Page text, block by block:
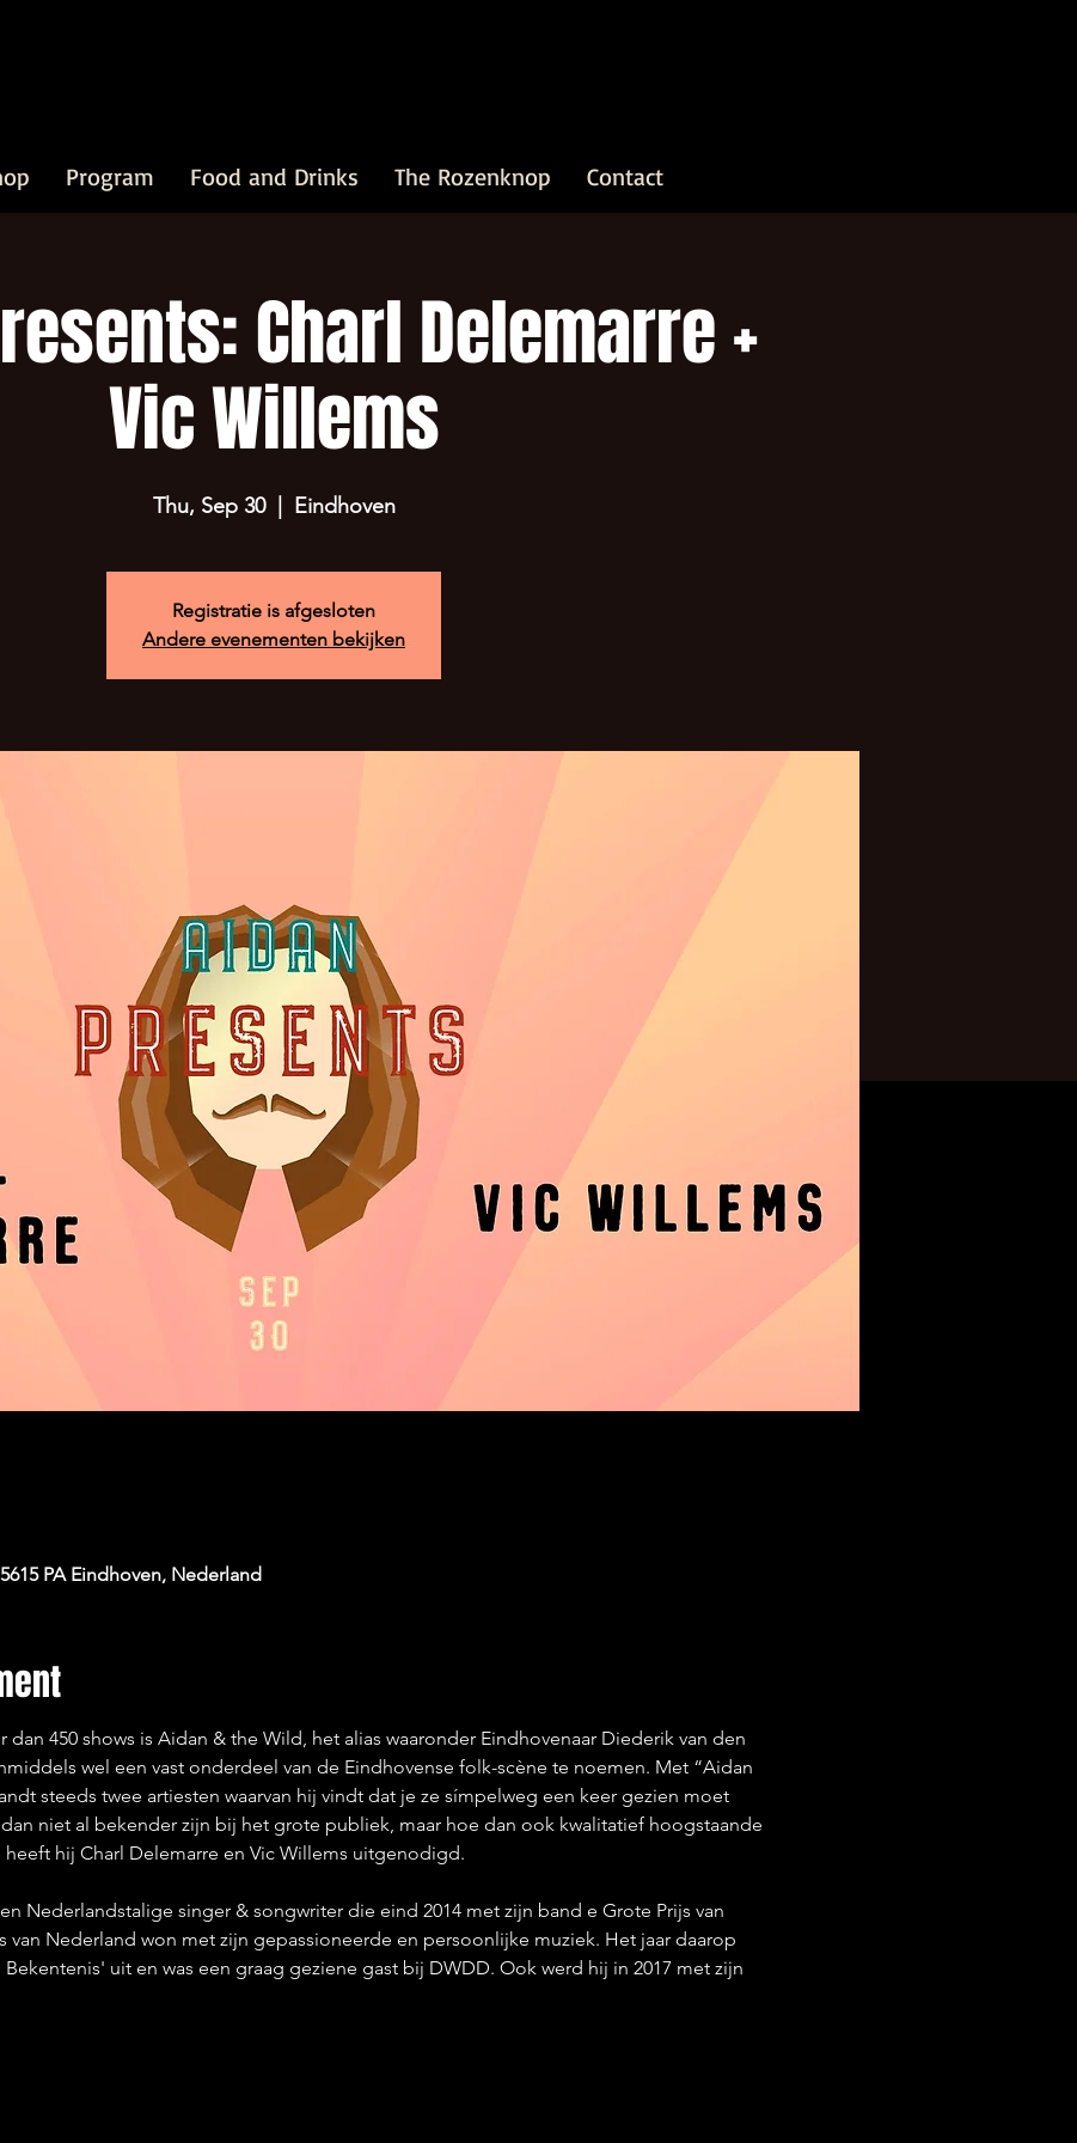
Program Food and Drinks The Rozenknop Contact
Charl Delemarre +
Vic Willems
Thu, Sep 30
  |
Eindhoven
Registratie is afgesloten
Andere evenementen bekijken
PA Eindhoven, Nederland
dan 450 shows is Aidan & the Wild, het alias waaronder Eindhovenaar Diederik van den
wel een vast onderdeel van de Eindhovense folk-scène te noemen. Met “Aidan
steeds twee artiesten waarvan hij vindt dat je ze símpelweg een keer gezien moet
niet al bekender zijn bij het grote publiek, maar hoe dan ook kwalitatief hoogstaande
hij Charl Delemarre en Vic Willems uitgenodigd.
Nederlandstalige singer & songwriter die eind 2014 met zijn band e Grote Prijs van
van Nederland won met zijn gepassioneerde en persoonlijke muziek. Het jaar daarop
uit en was een graag geziene gast bij DWDD. Ook werd hij in 2017 met zijn